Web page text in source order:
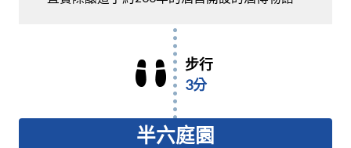
步行
3分
半六庭園